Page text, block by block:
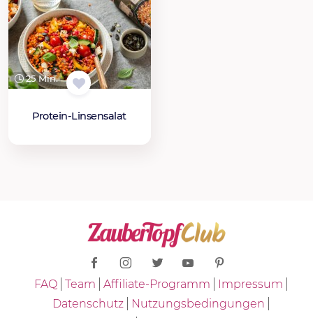
25 Min.
Protein-Linsensalat
FAQ Team Affiliate-Programm
Impressum
Datenschutz
Nutzungsbedingungen